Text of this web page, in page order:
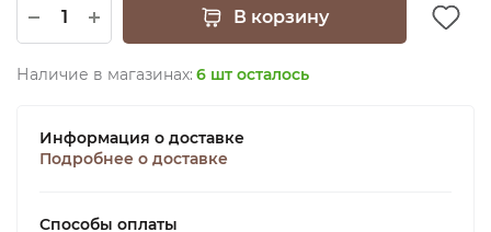
В корзину
Наличие в магазинах: 6 шт осталось
Информация о доставке
Подробнее о доставке
Способы оплаты